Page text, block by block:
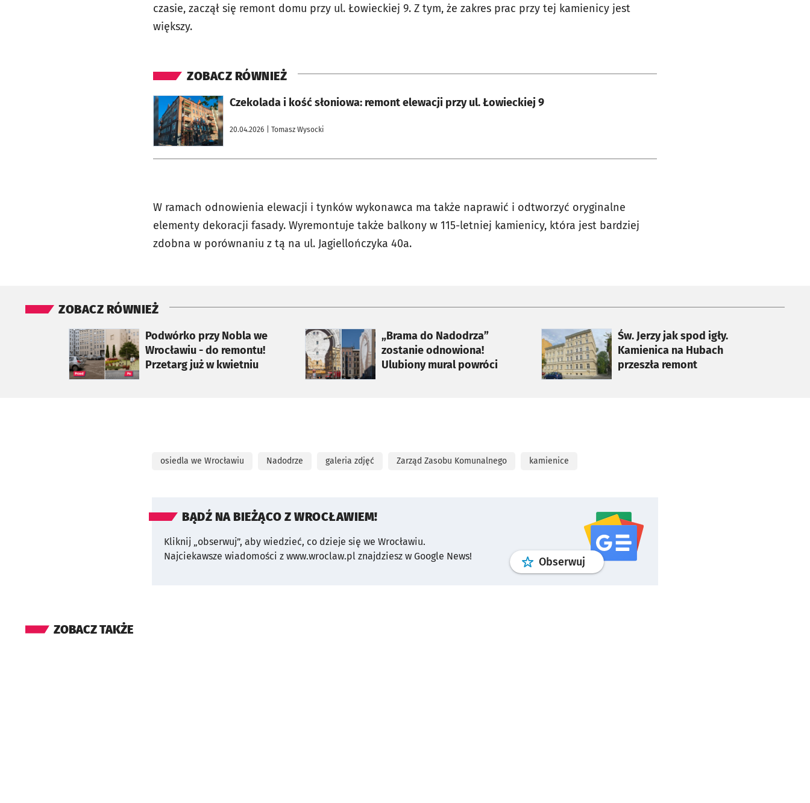
czasie, zaczął się remont domu przy ul. Łowieckiej 9. Z tym, że zakres prac przy tej kamienicy jest
większy.
ZOBACZ RÓWNIEŻ
Czekolada i kość słoniowa: remont elewacji przy ul. Łowieckiej 9
20.04.2026 | Tomasz Wysocki
otworzy się w nowej karcie
W ramach odnowienia elewacji i tynków wykonawca ma także naprawić i odtworzyć oryginalne
elementy dekoracji fasady. Wyremontuje także balkony w 115-letniej kamienicy, która jest bardziej
zdobna w porównaniu z tą na ul. Jagiellończyka 40a.
ZOBACZ RÓWNIEŻ
Podwórko przy Nobla we
Wrocławiu - do remontu!
Przetarg już w kwietniu
otworzy się w nowej karcie
„Brama do Nadodrza”
zostanie odnowiona!
Ulubiony mural powróci
otworzy się w nowej karcie
Św. Jerzy jak spod igły.
Kamienica na Hubach
przeszła remont
otworzy się w nowej karcie
osiedla we Wrocławiu Nadodrze galeria zdjęć Zarząd Zasobu Komunalnego kamienice
BĄDŹ NA BIEŻĄCO Z WROCŁAWIEM!
Kliknij „obserwuj”, aby wiedzieć, co dzieje się we Wrocławiu.
Najciekawsze wiadomości z www.wroclaw.pl znajdziesz w Google News!
Obserwuj profilgoogle news
ZOBACZ TAKŻE